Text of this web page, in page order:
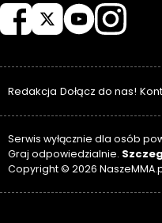
Redakcja Dołącz do nas!
Serwis wyłącznie dla osób
Graj odpowiedzialnie.
Copyright © 2026